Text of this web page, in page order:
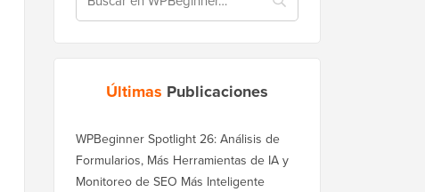
Últimas Publicaciones
WPBeginner Spotlight 26: Análisis de
Formularios, Más Herramientas de IA y
Monitoreo de SEO Más Inteligente